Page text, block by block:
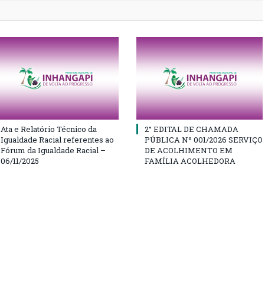
Ata e Relatório Técnico da
Igualdade Racial referentes ao
Fórum da Igualdade Racial –
06/11/2025
2° EDITAL DE CHAMADA
PÚBLICA Nº 001/2026 SERVIÇO
DE ACOLHIMENTO EM
FAMÍLIA ACOLHEDORA